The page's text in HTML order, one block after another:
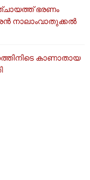
ഭരണം
നാലാംവാതുക്കൽ
കാണാതായ